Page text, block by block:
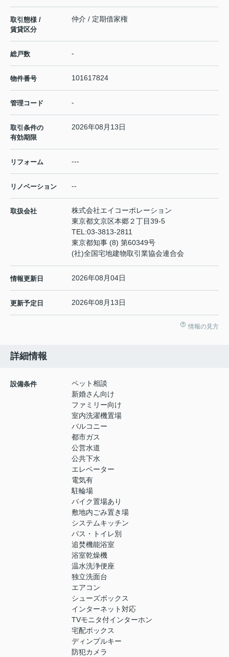
取引態様 /
賃貸区分
仲介 / 定期借家権
総戸数 -
物件番号 101617824
管理コード -
取引条件の
有効期限
2026年08月13日
リフォーム ---
リノベーション --
取扱会社
株式会社エイコーポレーション
東京都文京区本郷２丁目39-5
TEL:03-3813-2811
東京都知事 (8) 第60349号
(社)全国宅地建物取引業協会連合会
情報更新日 2026年08月04日
更新予定日 2026年08月13日
情報の見方
詳細情報
設備条件
ペット相談
新婚さん向け
ファミリー向け
室内洗濯機置場
バルコニー
都市ガス
公営水道
公共下水
エレベーター
電気有
駐輪場
バイク置場あり
敷地内ごみ置き場
システムキッチン
バス・トイレ別
追焚機能浴室
浴室乾燥機
温水洗浄便座
独立洗面台
エアコン
シューズボックス
インターネット対応
TVモニタ付インターホン
宅配ボックス
ディンプルキー
防犯カメラ